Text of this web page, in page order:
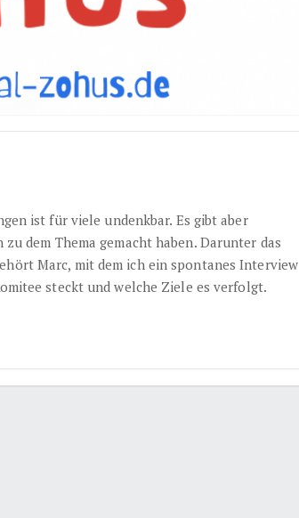
ist für viele undenkbar. Es gibt aber
dem Thema gemacht haben. Darunter das
Marc, mit dem ich ein spontanes Interview
steckt und welche Ziele es verfolgt.